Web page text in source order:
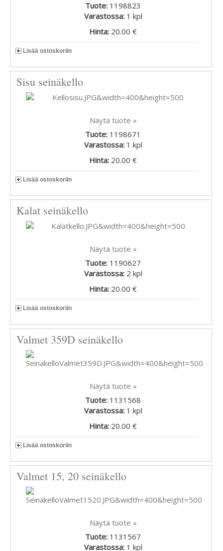
Tuote: 1198823
Varastossa: 1 kpl
Hinta: 20.00 €
Lisää ostoskoriin
Sisu seinäkello
Näytä tuote »
Tuote: 1198671
Varastossa: 1 kpl
Hinta: 20.00 €
Lisää ostoskoriin
Kalat seinäkello
Näytä tuote »
Tuote: 1190627
Varastossa: 2 kpl
Hinta: 20.00 €
Lisää ostoskoriin
Valmet 359D seinäkello
Näytä tuote »
Tuote: 1131568
Varastossa: 1 kpl
Hinta: 20.00 €
Lisää ostoskoriin
Valmet 15, 20 seinäkello
Näytä tuote »
Tuote: 1131567
Varastossa: 1 kpl